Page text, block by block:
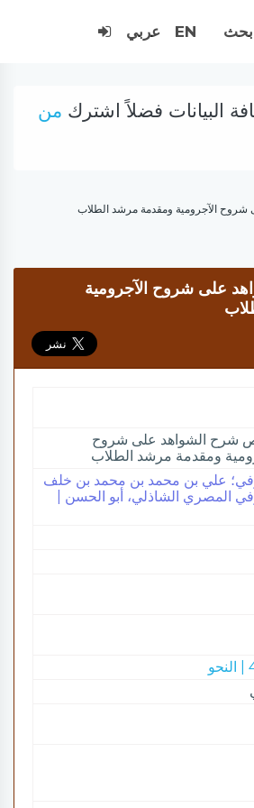
بحث EN عربي
البيانات فضلاً اشترك من
الآجرومية ومقدمة مرشد الطلاب
على شروح الآجرومية
شرح الشواهد على شروح
ومقدمة مرشد الطلاب
علي بن محمد بن محمد بن خلف
المصري الشاذلي، أبو الحسن |